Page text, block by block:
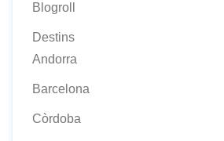
Blogroll
Destins
Andorra
Barcelona
Còrdoba